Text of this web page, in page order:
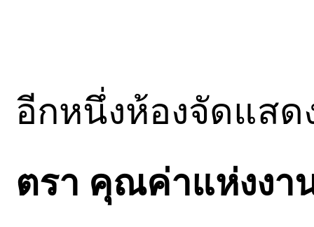
อีกหนึ่งห้องจัดแส
ตรา คุณค่าแห่งง